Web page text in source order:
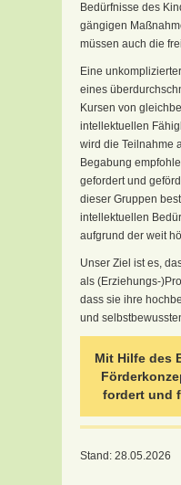
Bedürfnisse des
gängigen
müssen auch die
Eine
eines
Kursen von
intellektuellen
wird die Teilnahme
Begabung
gefordert und
dieser Gruppen
intellektuellen
aufgrund der weit
Unser Ziel ist es,
als (Erziehungs-
dass sie ihre
und
Mit Hilfe des
fordert und
Stand: 28.05.2026